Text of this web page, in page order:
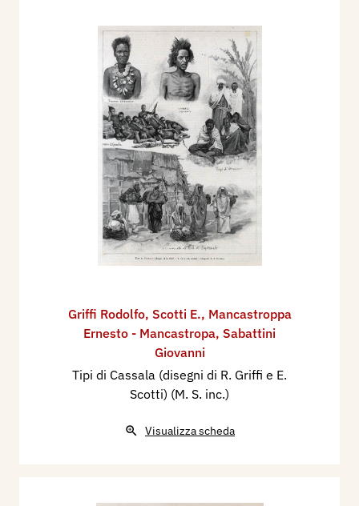
Griffi Rodolfo, Scotti E., Mancastroppa
Ernesto - Mancastropa, Sabattini
Giovanni
Tipi di Cassala (disegni di R. Griffi e E.
Scotti) (M. S. inc.)
Visualizza scheda